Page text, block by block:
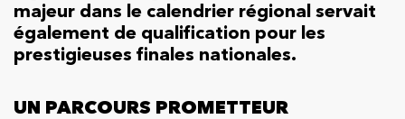
majeur dans le calendrier régional servait
également de qualification pour les
prestigieuses finales nationales.
UN PARCOURS PROMETTEUR